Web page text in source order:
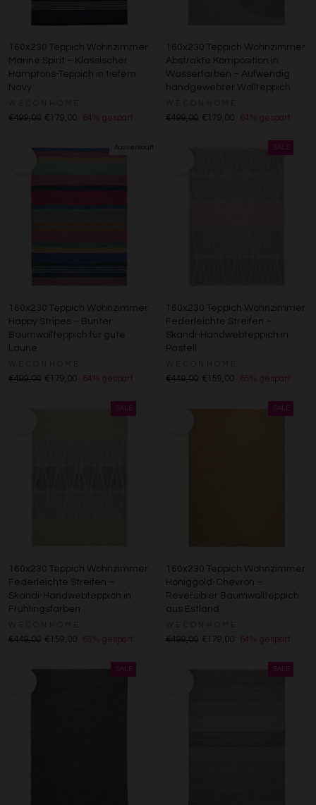
160x230 Teppich Wohnzimmer
Marine Spirit – Klassischer
Hamptons-Teppich in tiefem
Navy
€499,00 €179,00 64% gespart
160x230 Teppich Wohnzimmer
Abstrakte Komposition in
Wasserfarben – Aufwendig
handgewebter Wollteppich
€499,00 €179,00 64% gespart
160x230 Teppich Wohnzimmer
Happy Stripes – Bunter
Baumwollteppich für gute
Laune
€499,00 €179,00 64% gespart
160x230 Teppich Wohnzimmer
Federleichte Streifen –
Skandi-Handwebteppich in
Pastell
€449,00 €159,00 65% gespart
160x230 Teppich Wohnzimmer
Federleichte Streifen –
Skandi-Handwebteppich in
Frühlingsfarben
€449,00 €159,00 65% gespart
160x230 Teppich Wohnzimmer
Honiggold-Chevron –
Reversibler Baumwollteppich
aus Estland
€499,00 €179,00 64% gespart